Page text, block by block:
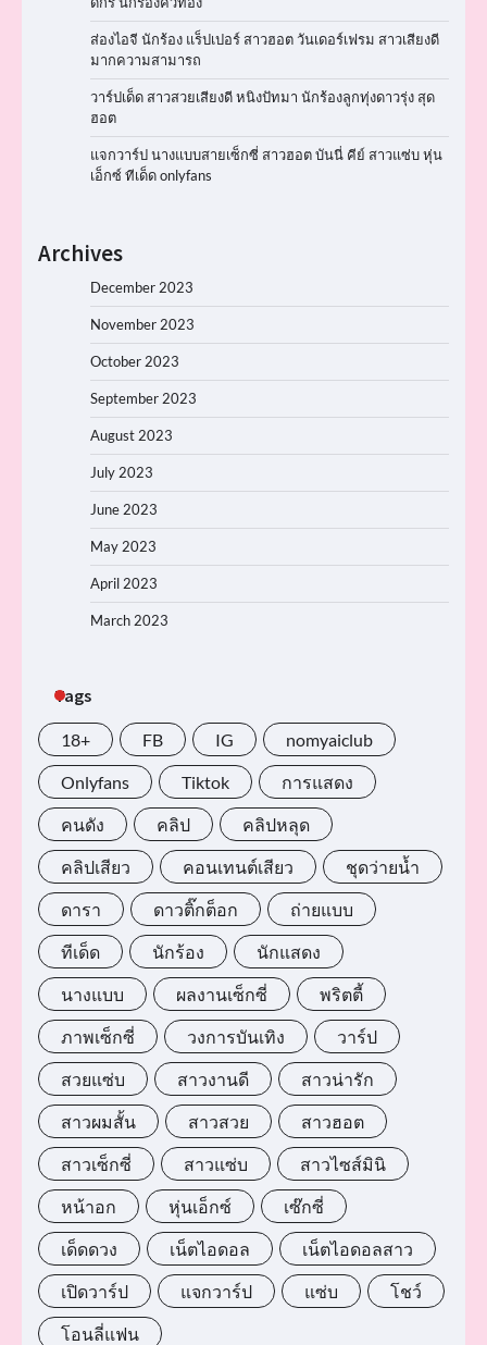
ส่องไอจี นักร้อง แร็ปเปอร์ สาวฮอต วันเดอร์เฟรม สาวเสียงดี
มากความสามารถ
วาร์ปเด็ด สาวสวยเสียงดี หนิงปัทมา นักร้องลูกทุ่งดาวรุ่ง สุด
ฮอต
แจกวาร์ป นางแบบสายเซ็กซี่ สาวฮอต บันนี่ คีย์ สาวแซ่บ หุ่น
เอ็กซ์ ทีเด็ด onlyfans
Archives
December 2023
November 2023
October 2023
September 2023
August 2023
July 2023
June 2023
May 2023
April 2023
March 2023
Tags
18+ FB IG nomyaiclub
Onlyfans Tiktok การแสดง
คนดัง คลิป คลิปหลุด
คลิปเสียว คอนเทนต์เสียว ชุดว่ายน้ำ
ดารา ดาวติ๊กต็อก ถ่ายแบบ
ทีเด็ด นักร้อง นักแสดง
นางแบบ ผลงานเซ็กซี่ พริตตี้
ภาพเซ็กซี่ วงการบันเทิง วาร์ป
สวยแซ่บ สาวงานดี สาวน่ารัก
สาวผมสั้น สาวสวย สาวฮอต
สาวเซ็กซี่ สาวแซ่บ สาวไซส์มินิ
หน้าอก หุ่นเอ็กซ์ เซ๊กซี่
เด็ดดวง เน็ตไอดอล เน็ตไอดอลสาว
เปิดวาร์ป แจกวาร์ป แซ่บ โชว์
โอนลี่แฟน